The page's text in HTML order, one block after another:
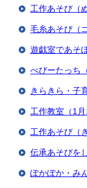
工作あそび（
毛糸あそび（
遊戯室であそ
べびーたっち
きらきら・子
工作教室（1月
工作あそび（
伝承あそびを
ぽかぽか・み